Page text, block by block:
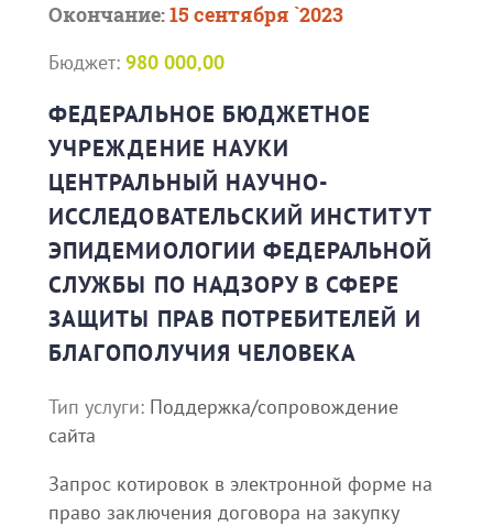
Окончание:15 сентября `2023
Бюджет: 980 000,00
ФЕДЕРАЛЬНОЕ БЮДЖЕТНОЕ
УЧРЕЖДЕНИЕ НАУКИ
ЦЕНТРАЛЬНЫЙ НАУЧНО-
ИССЛЕДОВАТЕЛЬСКИЙ ИНСТИТУТ
ЭПИДЕМИОЛОГИИ ФЕДЕРАЛЬНОЙ
СЛУЖБЫ ПО НАДЗОРУ В СФЕРЕ
ЗАЩИТЫ ПРАВ ПОТРЕБИТЕЛЕЙ И
БЛАГОПОЛУЧИЯ ЧЕЛОВЕКА
Тип услуги: Поддержка/сопровождение
сайта
Запрос котировок в электронной форме на
право заключения договора на закупку